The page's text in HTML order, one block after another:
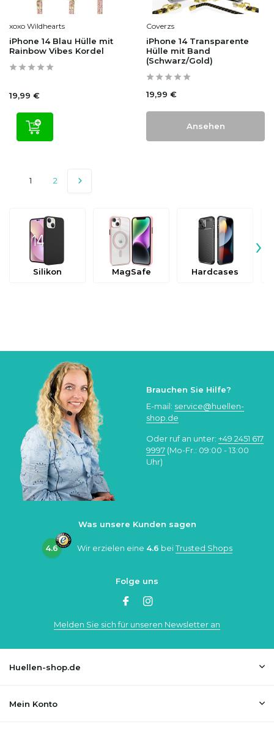
xoxo Wildhearts
iPhone 14 Blau Hülle mit
Rainbow Vibes Kordel
19,99 €
Coverzs
iPhone 14 Transparente
Hülle mit Band
(Schwarz/Gold)
19,99 €
Ansehen
1 2
Silikon MagSafe Hardcases
›
Brauchen Sie Hilfe?
E-mail: service@huellen-
shop.de
Oder ruf an unter: +49 2451 617
9997 (Mo-Fr.: 09:00 - 13:00
Uhr)
Was unsere Kunden sagen
4.6 Wir erzielen eine 4.6 beiTrusted Shops
Folge uns
Melden Sie sich für unseren Newsletter an
Huellen-shop.de
Mein Konto